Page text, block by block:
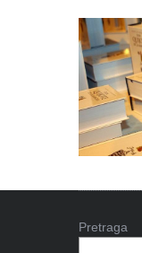
Pretraga